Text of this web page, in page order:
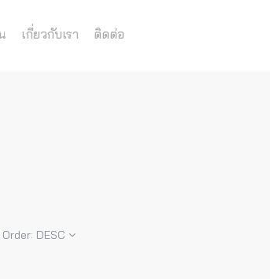
เกี่ยวกับเรา ติดต่อ
DESC